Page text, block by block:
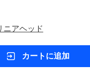
ニアヘッド
カートに追加